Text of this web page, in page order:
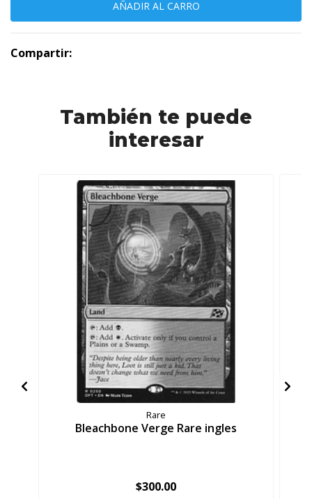
Compartir:
También te puede
interesar
Rare
Bleachbone Verge Rare ingles
$300.00